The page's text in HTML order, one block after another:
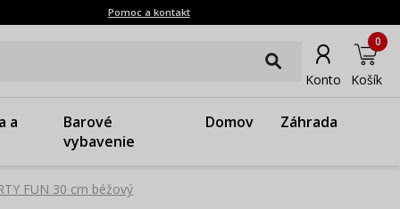
Pomoc a kontakt
Konto Košík
0
a
Barové
vybavenie
Domov Záhrada
FUN 30 cm béžový